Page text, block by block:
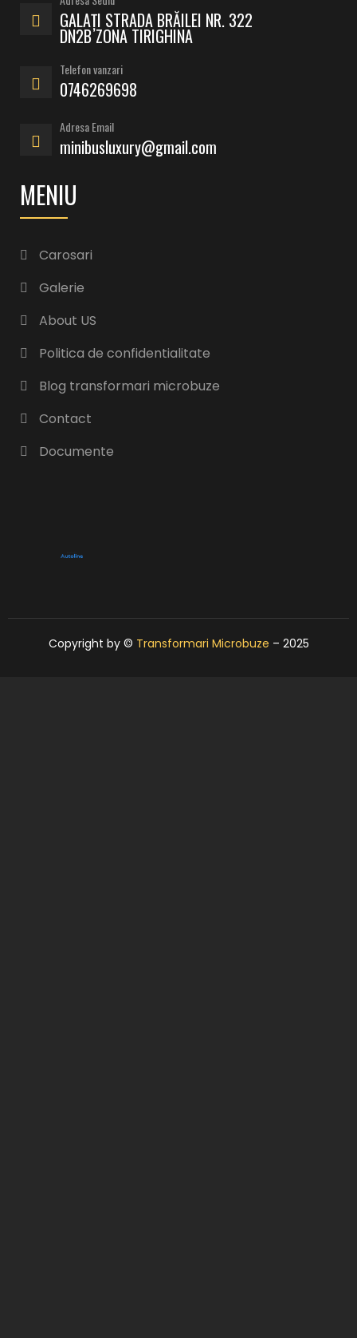
MENIU
Carosari
Galerie
About US
Politica de confidentialitate
Blog transformari microbuze
Contact
Documente
GALAȚI STRADA BRĂILEI NR. 322
DN2B ZONA TIRIGHINA
Telefon vanzari
0746269698
Adresa Email
minibusluxury@gmail.com
Copyright by © Transformari Microbuze – 2025